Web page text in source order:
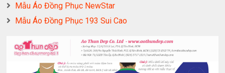
Mẫu Áo Đồng Phục NewStar
Mẫu Áo Đồng Phục 193 Sui Cao